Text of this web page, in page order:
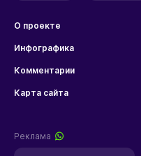
О проекте
Инфографика
Комментарии
Карта сайта
Реклама